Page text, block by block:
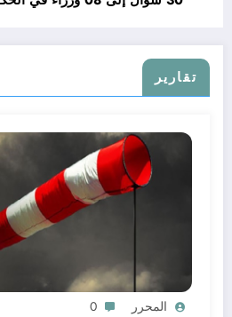
تقارير
المحرر 0